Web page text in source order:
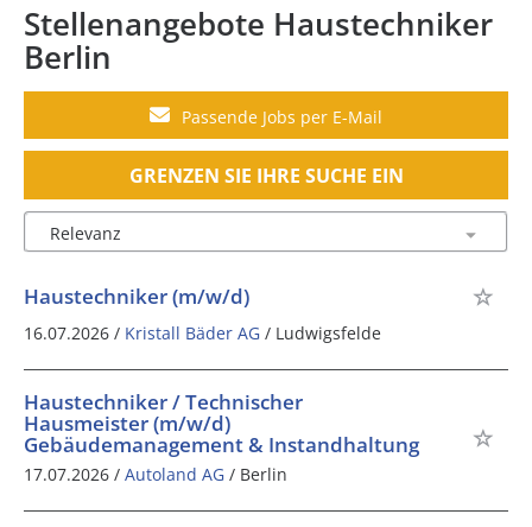
Stellenangebote Haustechniker
Berlin
Passende Jobs per E-Mail
GRENZEN SIE IHRE SUCHE EIN
Haustechniker (m/w/d)
16.07.2026 / Kristall Bäder AG / Ludwigsfelde
Haustechniker / Technischer
Hausmeister (m/w/d)
Gebäudemanagement & Instandhaltung
17.07.2026 / Autoland AG / Berlin